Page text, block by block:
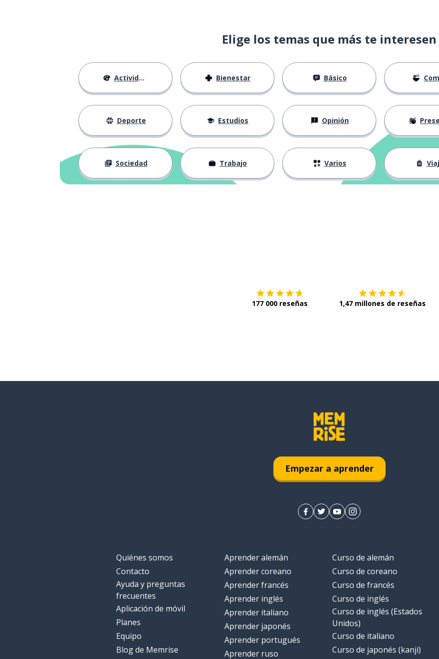
Elige los temas que más te interesen
Actividades Bienestar Básico
Deporte Estudios Opinión
Sociedad Trabajo Varios
177 000 reseñas 1,47 millones de reseñas
Empezar a aprender
Quiénes somos
Contacto
Ayuda y preguntas
frecuentes
Aplicación de móvil
Planes
Equipo
Blog de Memrise
Aprender alemán
Aprender coreano
Aprender francés
Aprender inglés
Aprender italiano
Aprender japonés
Aprender portugués
Aprender ruso
Curso de alemán
Curso de coreano
Curso de francés
Curso de inglés
Curso de inglés (Estados
Unidos)
Curso de italiano
Curso de japonés (kanji)